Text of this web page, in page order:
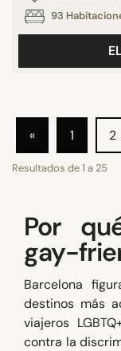
93
« 1 2
Resultados de1 a 25
Por
gay-
Barcelona
destinos más
viajeros
contra la